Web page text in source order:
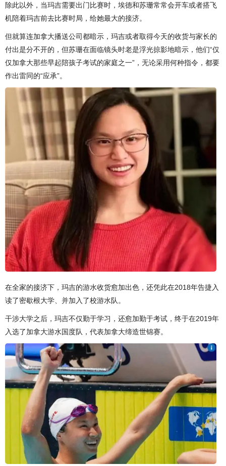
除此以外，当玛吉需要出门比赛时，埃德和苏珊常常会开车或者搭飞
机陪着玛吉前去比赛时局，给她最大的接济。
但就算连加拿大播送公司都暗示，玛吉或者取得今天的收货与家长的
付出是分不开的，但苏珊在面临镜头时老是浮光掠影地暗示，他们“仅
仅加拿大那些早起陪孩子考试的家庭之一”，无论采用何种指令，都要
作出雷同的“应承”。
在全家的接济下，玛吉的游水收货愈加出色，还凭此在2018年告捷入
读了密歇根大学、并加入了校游水队。
干涉大学之后，玛吉不仅勤于学习，还愈加勤于考试，终于在2019年
入选了加拿大游水国度队，代表加拿大缔造世锦赛。